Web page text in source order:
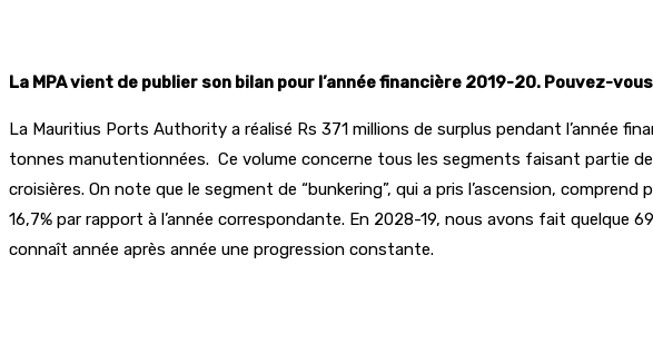
La MPA vient de publier son bilan pour l’année financière 2019-20. Pouvez-
La Mauritius Ports Authority a réalisé Rs 371 millions de surplus pendant l’année
tonnes manutentionnées. Ce volume concerne tous les segments faisant partie
croisières. On note que le segment de “bunkering”, qui a pris l’ascension,
16,7% par rapport à l’année correspondante. En 2028-19, nous avons fait
connaît année après année une progression constante.